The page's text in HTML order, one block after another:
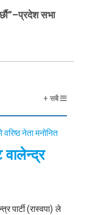
सभा
+ सबै
वालेन्द्र
पार्टी (रास्वपा) ले